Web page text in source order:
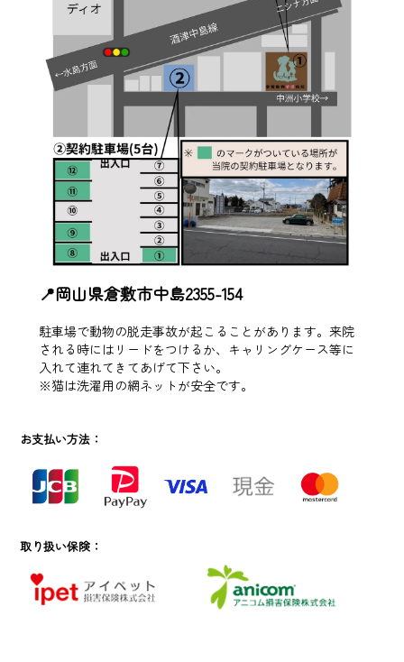
📍岡山県倉敷市中島2355-154
駐車場で動物の脱走事故が起こることがあります。来院
される時にはリードをつけるか、キャリングケース等に
入れて連れてきてあげて下さい。
※猫は洗濯用の網ネットが安全です。
お支払い方法：
取り扱い保険：